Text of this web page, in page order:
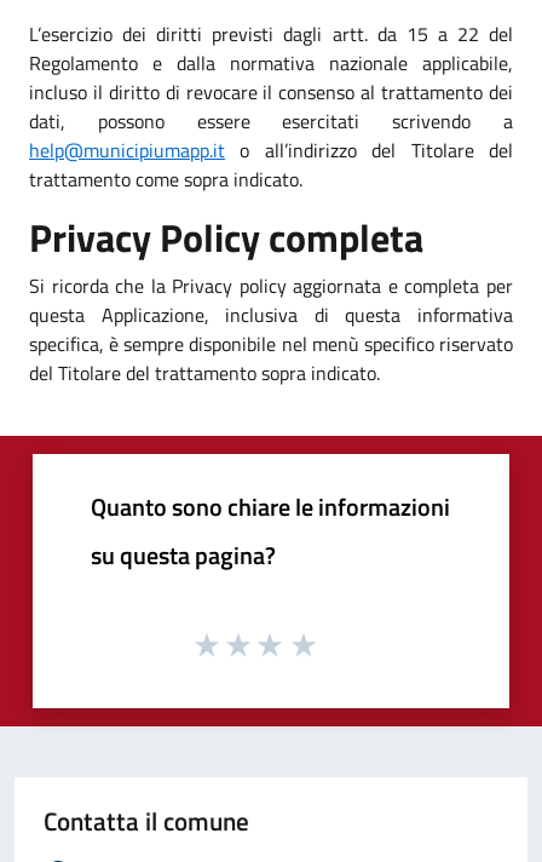
L’esercizio dei diritti previsti dagli artt. da 15 a 22 del
Regolamento e dalla normativa nazionale applicabile,
incluso il diritto di revocare il consenso al trattamento dei
dati, possono essere esercitati scrivendo a
help@municipiumapp.it o all’indirizzo del Titolare del
trattamento come sopra indicato.
Privacy Policy completa
Si ricorda che la Privacy policy aggiornata e completa per
questa Applicazione, inclusiva di questa informativa
specifica, è sempre disponibile nel menù specifico riservato
del Titolare del trattamento sopra indicato.
Quanto sono chiare le informazioni
su questa pagina?
Contatta il comune